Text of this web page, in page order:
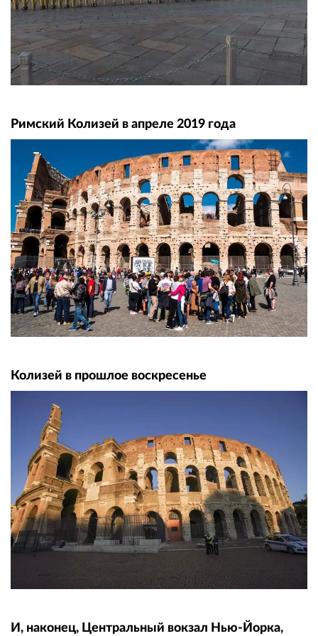
Римский Колизей в апреле 2019 года
Колизей в прошлое воскресенье
И, наконец, Центральный вокзал Нью-Йорка,